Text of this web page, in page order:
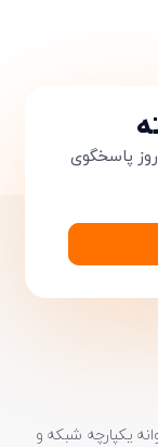
پاسخگوی
یکپارچه شبکه و